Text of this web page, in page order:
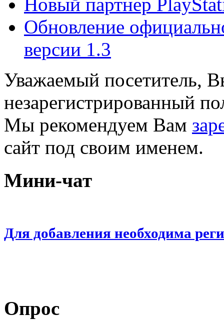
Новый партнер
Обновление
версии 1.3
Уважаемый посетитель,
незарегистрированный
Мы рекомендуем Вам
сайт под своим именем.
Мини-чат
Для добавления необходима
Опрос